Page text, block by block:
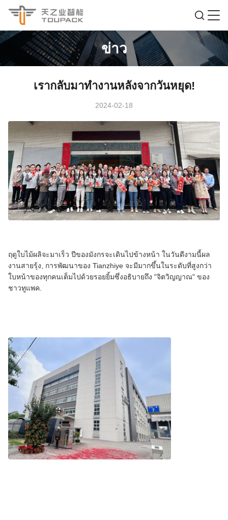
ข่าว
เรากลับมาทํางานหลังจากวันหยุด!
2024-02-18
ฤดูใบไม้ผลิจะมาเร็ว ปีของมังกรจะเดินไปข้างหน้า ในวันดีงามนี้ผล
งานสายรุ้ง, การพัฒนาของ Tianzhiye จะมีมากขึ้นในระดับที่สูงกว่า
ใบหน้าของทุกคนเต็มไปด้วยรอยยิ้มซึ่งอธิบายถึง "จิตวิญญาณ" ของ
ชาวทูแพค.